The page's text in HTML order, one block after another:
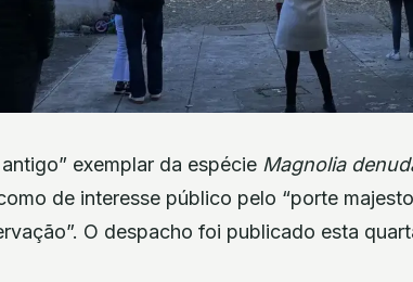
exemplar da espécie Magnolia
de interesse público pelo “porte
O despacho foi publicado esta